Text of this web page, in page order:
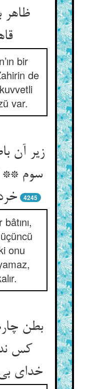
ظاهر
bir
de
var.
زیر آن
سوم **
4245
onu
بطن
کس
خدای